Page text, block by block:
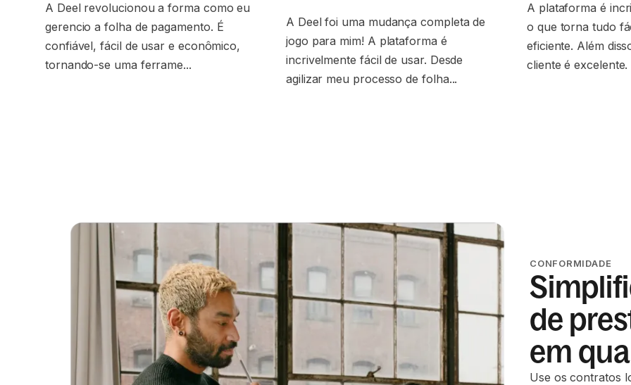
A Deel revolucionou a forma como eu
gerencio a folha de pagamento. É
confiável, fácil de usar e econômico,
tornando-se uma ferrame...
A Deel foi uma mudança completa de
jogo para mim! A plataforma é
incrivelmente fácil de usar. Desde
agilizar meu processo de folha...
A plataforma é
o que torna tudo
eficiente. Além
cliente é excelente.
CONFORMIDADE
de
em
Use os contratos